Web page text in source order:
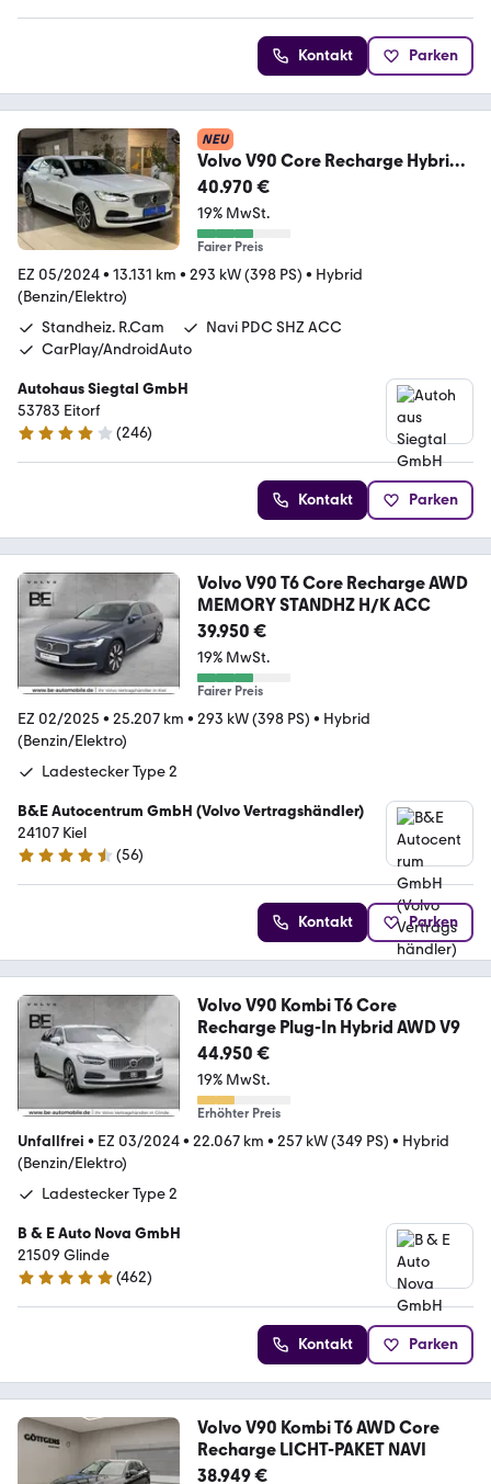
Kontakt Parken
NEU
Volvo V90 Core Recharge Hybrid
AWD Harman/Kardon Leder
40.970 €
19% MwSt.
Fairer Preis
EZ 05/2024• 13.131 km • 293 kW (398 PS) • Hybrid
(Benzin/Elektro)
Standheiz. R.Cam
Navi PDC SHZ ACC
CarPlay/AndroidAuto
Autohaus Siegtal GmbH
53783 Eitorf
4.1 Sterne
(246)
Kontakt Parken
Volvo V90 T6 Core Recharge AWD
MEMORY STANDHZ H/K ACC
39.950 €
19% MwSt.
Fairer Preis
EZ 02/2025 • 25.207 km • 293 kW (398 PS) • Hybrid
(Benzin/Elektro)
Ladestecker Type 2
B&E Autocentrum GmbH (Volvo Vertragshändler)
24107 Kiel
4.7 Sterne
(56)
Kontakt Parken
Volvo V90 Kombi T6 Core
Recharge Plug-In Hybrid AWD V9
44.950 €
19% MwSt.
Erhöhter Preis
Unfallfrei • EZ 03/2024• 22.067 km • 257 kW (349 PS) • Hybrid
(Benzin/Elektro)
Ladestecker Type 2
B & E Auto Nova GmbH
21509 Glinde
4.9 Sterne
(462)
Kontakt Parken
Volvo V90 Kombi T6 AWD Core
Recharge LICHT-PAKET NAVI
38.949 €